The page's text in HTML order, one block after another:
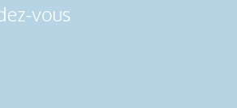
vous